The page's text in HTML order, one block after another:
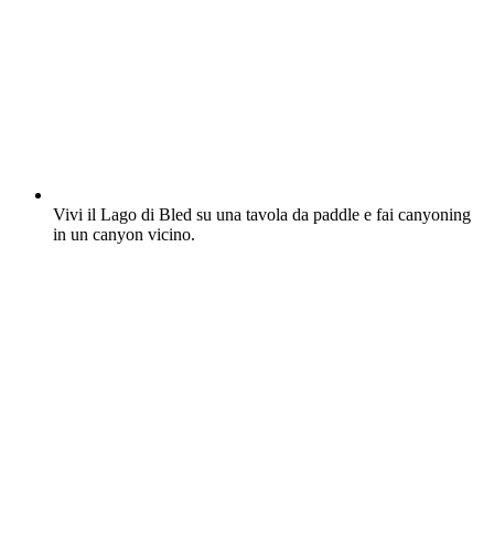
Vivi il Lago di Bled su una tavola da paddle e fai canyoning
in un canyon vicino.